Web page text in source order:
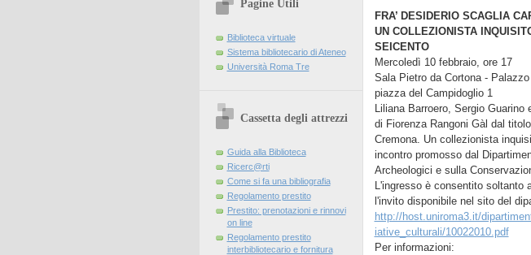
Pagine Utili
Biblioteca virtuale
Sistema bibliotecario di Ateneo
Università Roma Tre
Cassetta degli attrezzi
Guida alla Biblioteca
Ricerc@rti
Come si fa una bibliografia
Regolamento prestito
Prestito: prenotazioni e rinnovi
on line
Regolamento prestito
interbibliotecario e fornitura
FRA’ DESIDERIO SCAGLIA
UN COLLEZIONISTA
SEICENTO
Mercoledì 10 febbraio, ore 17
Sala Pietro da Cortona -
piazza del Campidoglio 1
Liliana Barroero, Sergio
di Fiorenza Rangoni Gàl dal
Cremona. Un collezionista
incontro promosso dal
Archeologici e sulla
L'ingresso è consentito soltanto
l'invito disponibile nel sito del
http://host.uniroma3.it/
iative_culturali/10022010.pdf
Per informazioni: